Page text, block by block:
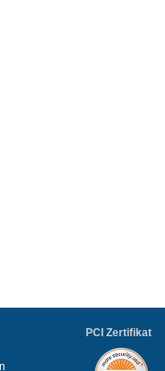
PCI Zertifikat